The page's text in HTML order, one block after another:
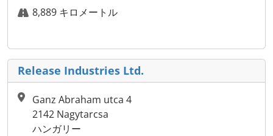
8,889 キロメートル
Release Industries Ltd.
Ganz Abraham utca 4
2142 Nagytarcsa
ハンガリー